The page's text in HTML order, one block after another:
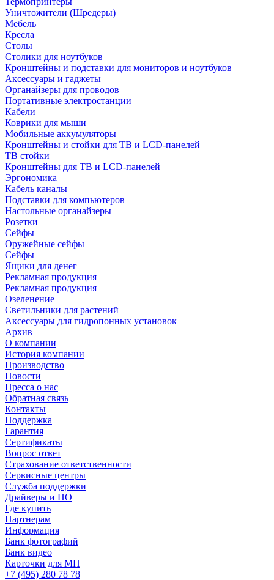
Уничтожители (Шредеры)
Мебель
Кресла
Столы
Столики для ноутбуков
Кронштейны и подставки для мониторов и ноутбуков
Аксессуары и гаджеты
Органайзеры для проводов
Портативные электростанции
Кабели
Коврики для мыши
Мобильные аккумуляторы
Кронштейны и стойки для ТВ и LCD-панелей
ТВ стойки
Кронштейны для ТВ и LCD-панелей
Эргономика
Кабель каналы
Подставки для компьютеров
Настольные органайзеры
Розетки
Сейфы
Оружейные сейфы
Сейфы
Ящики для денег
Рекламная продукция
Рекламная продукция
Озеленение
Светильники для растений
Аксессуары для гидропонных установок
Архив
О компании
История компании
Производство
Новости
Пресса о нас
Обратная связь
Контакты
Поддержка
Гарантия
Сертификаты
Вопрос ответ
Страхование ответственности
Сервисные центры
Служба поддержки
Драйверы и ПО
Где купить
Партнерам
Информация
Банк фотографий
Банк видео
Карточки для МП
+7 (495) 280 78 78